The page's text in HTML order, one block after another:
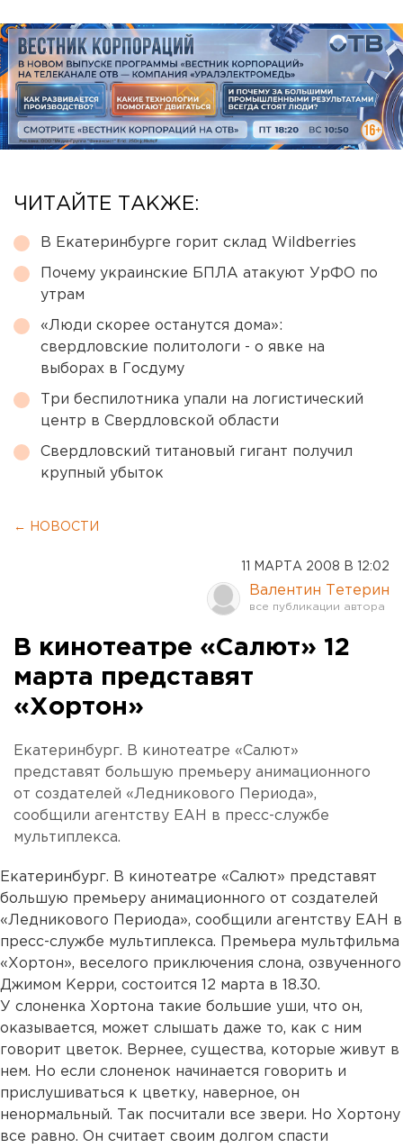
ЧИТАЙТЕ ТАКЖЕ:
В Екатеринбурге горит склад Wildberries
Почему украинские БПЛА атакуют УрФО по
утрам
«Люди скорее останутся дома»:
свердловские политологи - о явке на
выборах в Госдуму
Три беспилотника упали на логистический
центр в Свердловской области
Свердловский титановый гигант получил
крупный убыток
← НОВОСТИ
11 МАРТА 2008 В 12:02
Валентин Тетерин
В кинотеатре «Салют» 12
марта представят
«Хортон»
Екатеринбург. В кинотеатре «Салют»
представят большую премьеру анимационного
от создателей «Ледникового Периода»,
сообщили агентству ЕАН в пресс-службе
мультиплекса.
Екатеринбург. В кинотеатре «Салют» представят
большую премьеру анимационного от создателей
«Ледникового Периода», сообщили агентству ЕАН в
пресс-службе мультиплекса. Премьера мультфильма
«Хортон», веселого приключения слона, озвученного
Джимом Керри, состоится 12 марта в 18.30.
У слоненка Хортона такие большие уши, что он,
оказывается, может слышать даже то, как с ним
говорит цветок. Вернее, существа, которые живут в
нем. Но если слоненок начинается говорить и
прислушиваться к цветку, наверное, он
ненормальный. Так посчитали все звери. Но Хортону
все равно. Он считает своим долгом спасти